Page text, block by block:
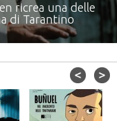
ricrea una delle
di Tarantino